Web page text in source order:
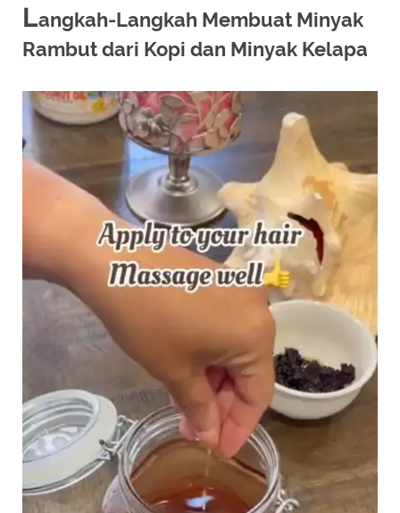
Langkah-Langkah Membuat Minyak
Rambut dari Kopi dan Minyak Kelapa